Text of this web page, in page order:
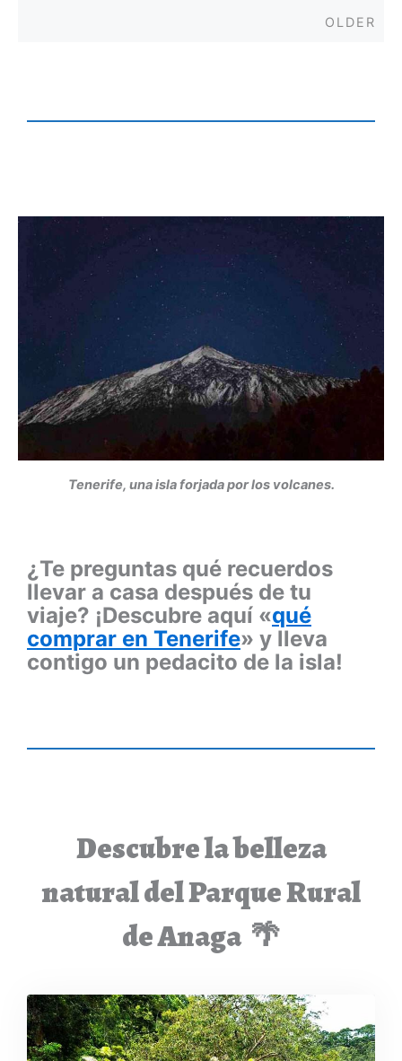
OLDER
Tenerife, una isla forjada por los volcanes.
¿Te preguntas qué recuerdos
llevar a casa después de tu
viaje? ¡Descubre aquí «qué
comprar en Tenerife» y lleva
contigo un pedacito de la isla!
Descubre la belleza
natural del Parque Rural
de Anaga 🌴